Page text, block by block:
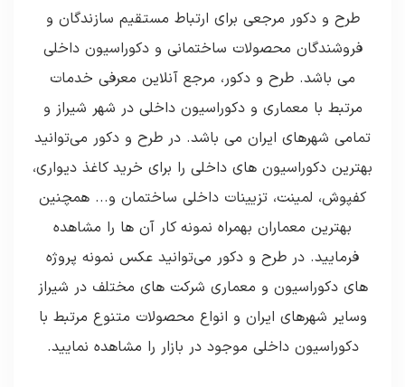
طرح و دکور مرجعی برای ارتباط مستقیم سازندگان و
فروشندگان محصولات ساختمانی و دکوراسیون داخلی
می باشد. طرح و دکور، مرجع آنلاین معرفی خدمات
مرتبط با معماری و دکوراسیون داخلی در شهر شیراز و
تمامی شهرهای ایران می باشد. در طرح و دکور می‌توانید
بهترین دکوراسیون های داخلی را برای خرید کاغذ دیواری،
کفپوش، لمینت، تزیینات داخلی ساختمان و... همچنین
بهترین معماران بهمراه نمونه کار آن ها را مشاهده
فرمایید. در طرح و دکور می‌توانید عکس نمونه پروژه
های دکوراسیون و معماری شرکت های مختلف در شیراز
وسایر شهرهای ایران و انواع محصولات متنوع مرتبط با
دکوراسیون داخلی موجود در بازار را مشاهده نمایید.